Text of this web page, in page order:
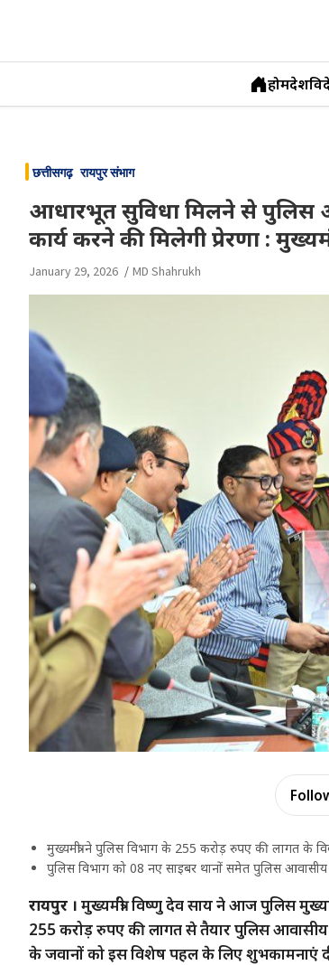
content
होमदेश
छत्तीसगढ़ रायपुर संभाग
आधारभूत सुविधा मिलने से पुलिस
कार्य करने की मिलेगी प्रेरणा :
January 29, 2026 MD Shahrukh
मुख्यमंत्री ने पुलिस विभाग के 255 करोड़ रुपए की लागत के
पुलिस विभाग को 08 नए साइबर थानों समेत पुलिस
रायपुर । मुख्यमंत्री विष्णु देव साय ने आज पुलिस
255 करोड़ रुपए की लागत से तैयार पुलिस आवासीय
के जवानों को इस विशेष पहल के लिए शुभकामनाएं